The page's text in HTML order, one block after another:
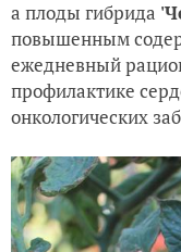
а плоды гибрида
повышенным
ежедневный
профилактике
онкологических